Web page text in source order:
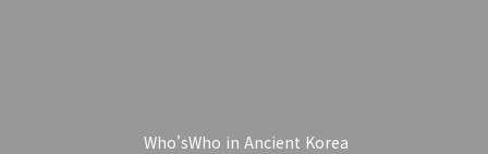
Who'sWho in Ancient Korea